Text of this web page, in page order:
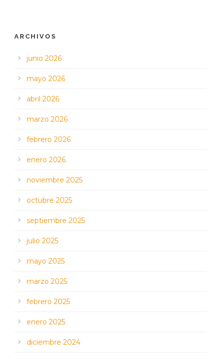
ARCHIVOS
junio 2026
mayo 2026
abril 2026
marzo 2026
febrero 2026
enero 2026
noviembre 2025
octubre 2025
septiembre 2025
julio 2025
mayo 2025
marzo 2025
febrero 2025
enero 2025
diciembre 2024